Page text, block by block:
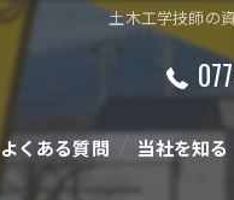
土木工学技師の
よくある質問 当社を知る